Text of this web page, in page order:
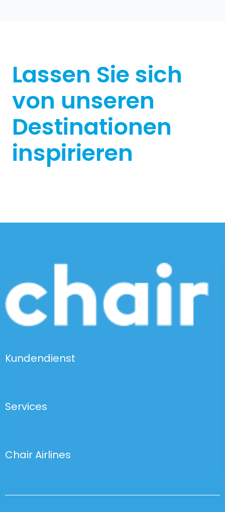
Lassen Sie sich
von unseren
Destinationen
inspirieren
Kundendienst
Services
Chair Airlines